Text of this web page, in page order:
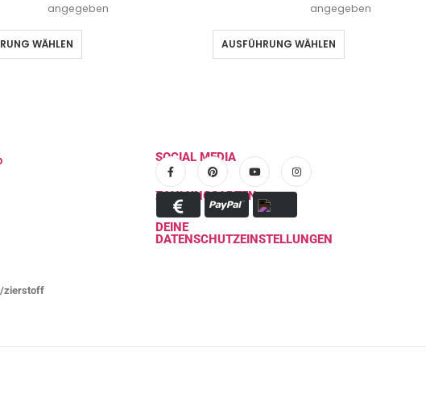
angegeben
WÄHLEN
angegeben
AUSFÜHRUNG WÄHLEN
zierstoff
SOCIAL MEDIA
ZAHLUNGSARTEN
DEINE
DATENSCHUTZEINSTELLUNGEN